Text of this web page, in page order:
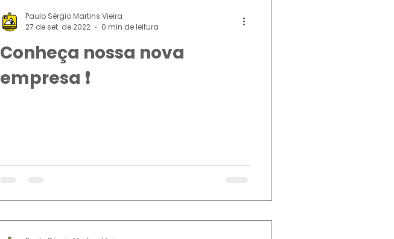
Conheça nossa nova
empresa ❗️
Paulo Sérgio Martins Vieira
27 de set. de 2022
0 min de leitura